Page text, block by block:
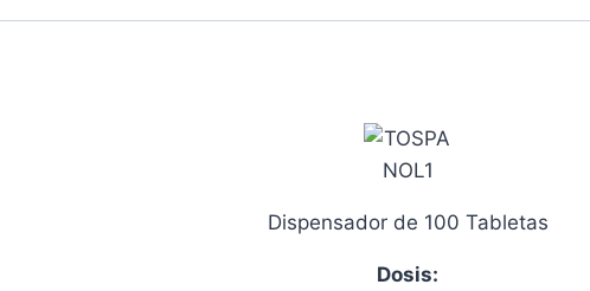
Dispensador de 100 Tabletas
Dosis: